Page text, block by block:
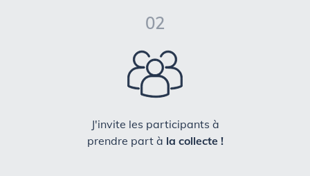
02
J'invite les participants à
prendre part à la collecte !